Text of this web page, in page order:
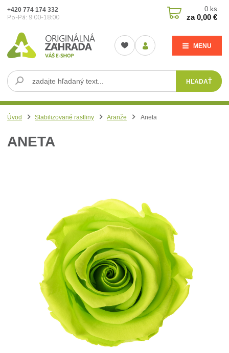
MENU
HĽADAŤ
+420 774 174 332
Po-Pá: 9:00-18:00
0 ks
za0,00 €
Úvod Stabilizované rastliny Aranže Aneta
ANETA